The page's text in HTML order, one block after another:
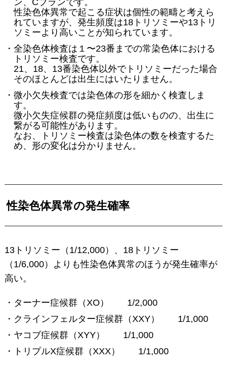
ン、Cプランです。
性染色体異常で起こる症状は個性の範疇と考えら
れていますが、発生頻度は18トリソミーや13トリ
ソミーより高いことが知られています。
・全染色体検査は１〜23番までの常染色体における
トリソミー検査です。
21、18、13番染色体以外でトリソミーだった場合
そのほとんどは出生にはいたりません。
・微小欠失検査では染色体の形を細かく検査しま
す。
微小欠失症候群の発症頻度は低いものの、出生に
繋がる可能性があります。
なお、トリソミー検査は染色体の数を検査するた
め、形の変化は分かりません。
性染色体異常の発生確率
13トリソミー（1/12,000）、18トリソミー
（1/6,000）よりも性染色体異常のほうが発生確率が
高い。
・ターナー症候群（XO） 1/2,000
・クラインフェルター症候群（XXY） 1/1,000
・ヤコブ症候群（XYY） 1/1,000
・トリプルX症候群（XXX） 1/1,000